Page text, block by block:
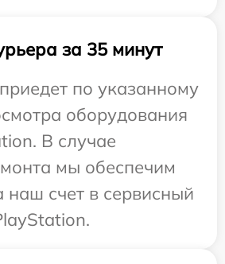
за 35 минут
по указанному
оборудования
В случае
мы обеспечим
наш счет в сервисный